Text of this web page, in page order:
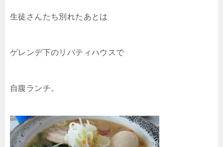
生徒さんたち別れたあとは
ゲレンデ下のリバティハウスで
自腹ランチ。